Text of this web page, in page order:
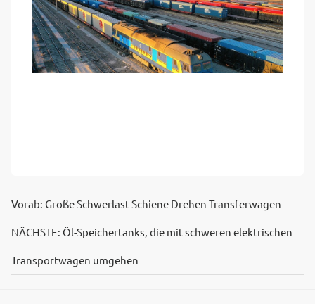
Vorab: Große Schwerlast-Schiene Drehen Transferwagen
NÄCHSTE: Öl-Speichertanks, die mit schweren elektrischen
Transportwagen umgehen